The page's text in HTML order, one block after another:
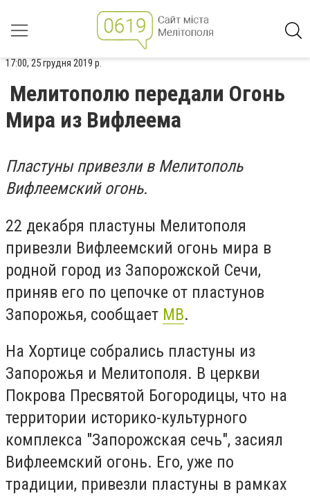
17:00, 25 грудня 2019 р.
Мелитополю передали Огонь
Мира из Вифлеема
Пластуны привезли в Мелитополь
Вифлеемский огонь.
22 декабря пластуны Мелитополя
привезли Вифлеемский огонь мира в
родной город из Запорожской Сечи,
приняв его по цепочке от пластунов
Запорожья, сообщает МВ.
На Хортице собрались пластуны из
Запорожья и Мелитополя. В церкви
Покрова Пресвятой Богородицы, что на
территории историко-культурного
комплекса "Запорожская сечь", засиял
Вифлеемский огонь. Его, уже по
традиции, привезли пластуны в рамках